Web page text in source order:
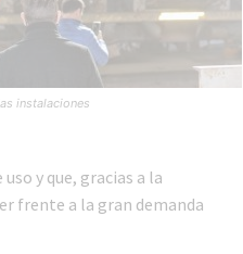
instalaciones
y que, gracias a la
frente a la gran demanda